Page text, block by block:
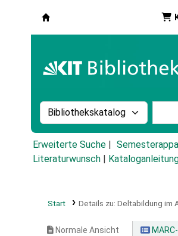
Suche im Katalog nach:
Erweiterte Suche
Literaturwunsch
Start Details zu: Deltabildung im
Normale Ansicht